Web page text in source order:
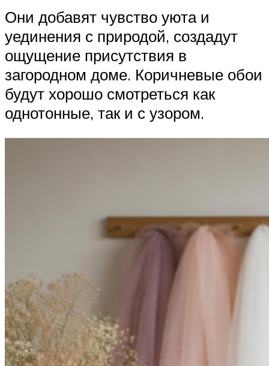
Они добавят чувство уюта и
уединения с природой, создадут
ощущение присутствия в
загородном доме. Коричневые обои
будут хорошо смотреться как
однотонные, так и с узором.